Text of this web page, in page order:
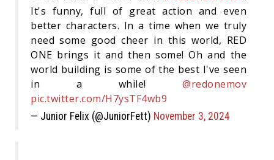
It's funny, full of great action and even
better characters. In a time when we truly
need some good cheer in this world, RED
ONE brings it and then some! Oh and the
world building is some of the best I've seen
in a while! @redonemov
pic.twitter.com/H7ysTF4wb9
— Junior Felix (@JuniorFett) November 3, 2024